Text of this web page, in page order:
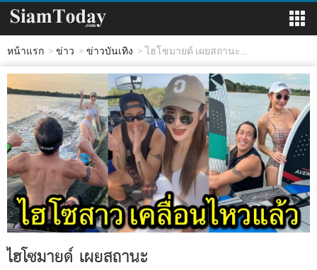
หน้าแรก ข่าว ข่าวบันเทิง ไฮโซมายด์ เผยสถานะ...
ไฮโซมายด์ เผยสถานะ